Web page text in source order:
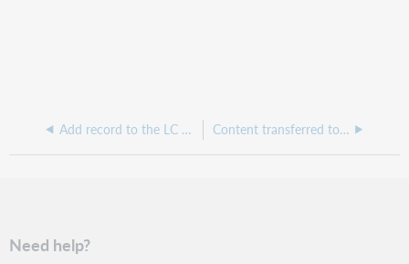
Add record to the LC authority file, save to online or local file, or submit for peer review Content transferred to a derived record
Need help?